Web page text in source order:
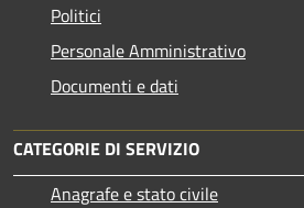
Politici
Personale Amministrativo
Documenti e dati
CATEGORIE DI SERVIZIO
Anagrafe e stato civile